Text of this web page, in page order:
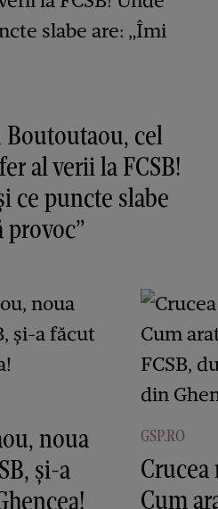
Boutoutaou, cel
al verii la FCSB!
ce puncte slabe
provoc”
noua
și-a
GSP.RO
Crucea
Cum